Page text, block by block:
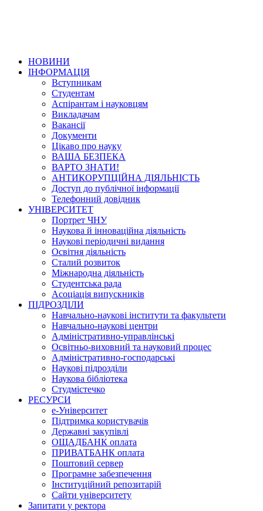
НОВИНИ
ІНФОРМАЦІЯ
Вступникам
Студентам
Аспірантам і науковцям
Викладачам
Вакансії
Документи
Цікаво про науку
ВАША БЕЗПЕКА
ВАРТО ЗНАТИ!
АНТИКОРУПЦІЙНА ДІЯЛЬНІСТЬ
Доступ до публічної інформації
Телефонний довідник
УНІВЕРСИТЕТ
Портрет ЧНУ
Наукова й інноваційна діяльність
Наукові періодичні видання
Освітня діяльність
Сталий розвиток
Міжнародна діяльність
Студентська рада
Асоціація випускників
ПІДРОЗДІЛИ
Навчально-наукові інститути та факультети
Навчально-наукові центри
Адміністративно-управлінські
Освітньо-виховний та науковий процес
Адміністративно-господарські
Наукові підрозділи
Наукова бібліотека
Студмістечко
РЕСУРСИ
е-Університет
Підтримка користувачів
Державні закупівлі
ОЩАДБАНК оплата
ПРИВАТБАНК оплата
Поштовий сервер
Програмне забезпечення
Інституційний репозитарій
Сайти університету
Запитати у ректора